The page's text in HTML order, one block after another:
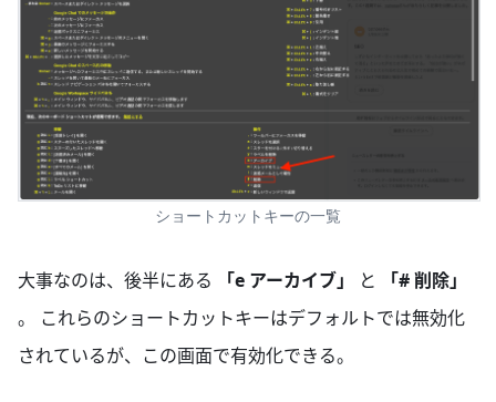
ショートカットキーの一覧
大事なのは、後半にある 「e アーカイブ」 と
「# 削除」
。 これらのショートカットキーはデフォルトでは無効化
されているが、この画面で有効化できる。